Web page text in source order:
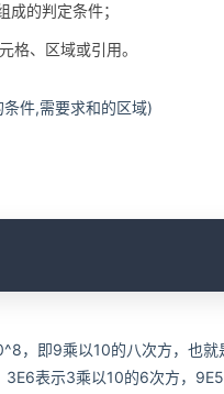
的判定条件；
格、区域或引用。
件,需要求和的区域)
，即9乘以10的八次方，也就
表示3乘以10的6次方，